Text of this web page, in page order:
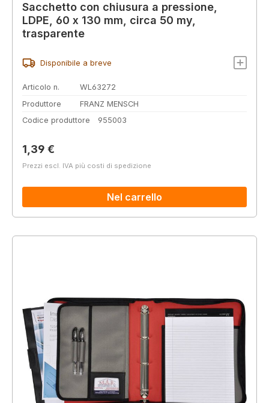
Sacchetto con chiusura a pressione,
LDPE, 60 x 130 mm, circa 50 my,
trasparente
Disponibile a breve
Articolo n.
WL63272
Produttore
FRANZ MENSCH
Codice produttore
955003
Prezzo normale:
1,39 €
Prezzi escl. IVA più costi di spedizione
Nel carrello